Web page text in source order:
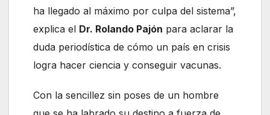
ha llegado al máximo por culpa del sistema”,
explica el Dr. Rolando Pajón para aclarar la
duda periodística de cómo un país en crisis
logra hacer ciencia y conseguir vacunas.
Con la sencillez sin poses de un hombre